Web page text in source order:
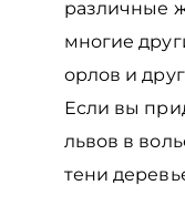
различные
многие
орлов и
Если вы
львов в
тени